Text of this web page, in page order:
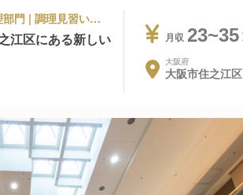
シティホテル, ビジネスホテル, その他ホテル | 調理部門 | 調理見習い・調理補助 | ホテルフクラシア大阪ベイ
江区にある新しい
月収 23~35
大阪府
大阪市住之江区